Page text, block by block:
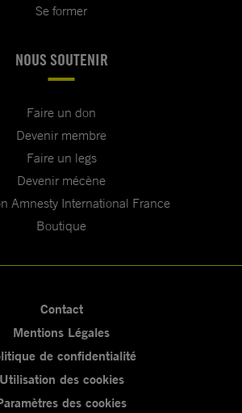
Se former
NOUS SOUTENIR
Faire un don
Devenir membre
Faire un legs
Devenir mécène
Amnesty International France
Boutique
Contact
Mentions Légales
de confidentialité
Utilisation des cookies
des cookies